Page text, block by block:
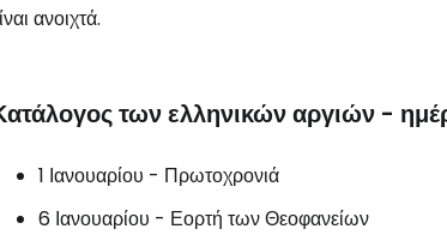
ανοιχτά.
των ελληνικών αργιών -
1 Ιανουαρίου - Πρωτοχρονιά
6 Ιανουαρίου - Εορτή των Θεοφανείων